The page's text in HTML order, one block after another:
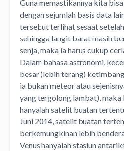
Guna memastikannya kita
dengan sejumlah basis data
tersebut terlihat sesaat
sehingga langit barat masih
senja, maka ia harus cukup
Dalam bahasa astronomi,
besar (lebih terang)
ia bukan meteor atau
yang tergolong lambat),
hanyalah satelit buatan
Juni 2014, satelit buatan
berkemungkinan lebih
Venus hanyalah stasiun